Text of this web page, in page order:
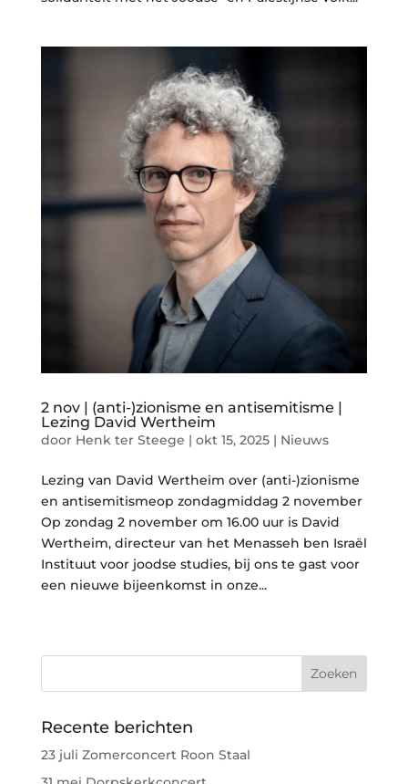
2 nov | (anti-)zionisme en antisemitisme |
Lezing David Wertheim
door Henk ter Steege | okt 15, 2025| Nieuws
Lezing van David Wertheim over (anti-)zionisme
en antisemitismeop zondagmiddag 2 november
Op zondag 2 november om 16.00 uur is David
Wertheim, directeur van het Menasseh ben Israël
Instituut voor joodse studies, bij ons te gast voor
een nieuwe bijeenkomst in onze...
Recente berichten
23 juli Zomerconcert Roon Staal